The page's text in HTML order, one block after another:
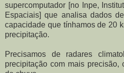
supercomputador [no Inpe,
Espaciais] que analisa dados
capacidade que tínhamos de 20
precipitação.
Precisamos de radares
precipitação com mais precisão,